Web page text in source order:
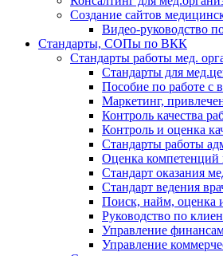
Создание сайтов
Видео-руководство
Стандарты, СОПы по ВКК
Стандарты работы мед.
Стандарты для
Пособие по работе с
Маркетинг,
Контроль качества
Контроль и оценка
Стандарты работы
Оценка компетенций
Стандарт оказания
Стандарт ведения
Поиск, найм, оценка
Руководство по
Управление
Управление